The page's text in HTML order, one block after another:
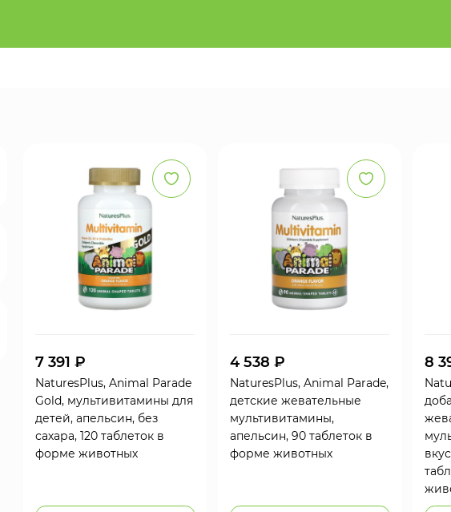
7 391 ₽
NaturesPlus, Animal Parade
Gold, мультивитамины для
детей, апельсин, без
сахара, 120 таблеток в
форме животных
4 538 ₽
NaturesPlus, Animal Parade,
детские жевательные
мультивитамины,
апельсин, 90 таблеток в
форме животных
8